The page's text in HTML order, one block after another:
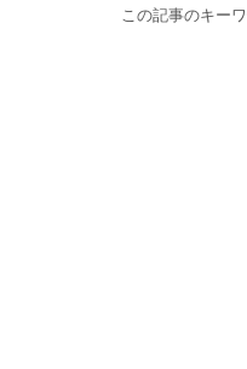
この記事のキー